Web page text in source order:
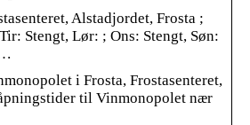
Alstadjordet, Frosta ;
Stengt, Lør: ; Ons: Stengt, Søn:
i Frosta, Frostasenteret,
til Vinmonopolet nær